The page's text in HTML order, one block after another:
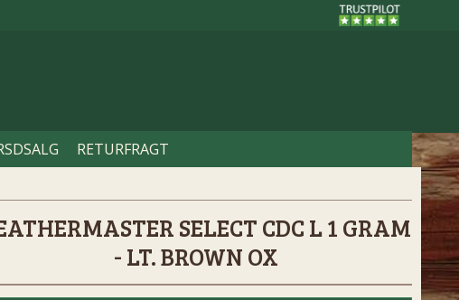
RETURFRAGT
SELECT CDC L 1 GRAM
- LT. BROWN OX